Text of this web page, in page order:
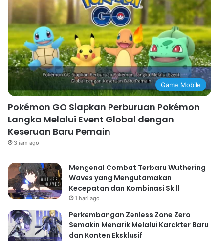
Game Mobile
Pokémon GO Siapkan Perburuan Pokémon
Langka Melalui Event Global dengan
Keseruan Baru Pemain
3 jam ago
Mengenal Combat Terbaru Wuthering
Waves yang Mengutamakan
Kecepatan dan Kombinasi Skill
1 hari ago
Perkembangan Zenless Zone Zero
Semakin Menarik Melalui Karakter Baru
dan Konten Eksklusif